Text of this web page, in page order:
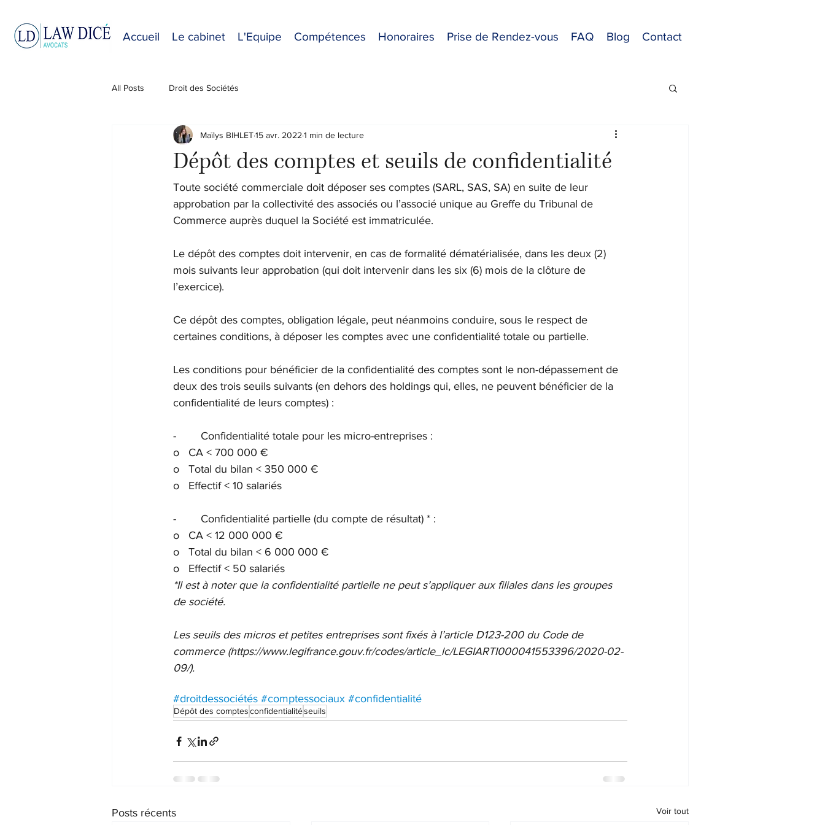
Accueil Le cabinet L'Equipe Compétences Honoraires Prise de Rendez-vous FAQ Blog Contact
All Posts Droit des Sociétés
Dépôt des comptes et seuils de confidentialité
Maïlys BIHLET15 avr. 2022 1 min de lecture
Toute société commerciale doit déposer ses comptes (SARL, SAS, SA) en suite de leur
approbation par la collectivité des associés ou l’associé unique au Greffe du Tribunal de
Commerce auprès duquel la Société est immatriculée.
Le dépôt des comptes doit intervenir, en cas de formalité dématérialisée, dans les deux (2)
mois suivants leur approbation (qui doit intervenir dans les six (6) mois de la clôture de
l’exercice).
Ce dépôt des comptes, obligation légale, peut néanmoins conduire, sous le respect de
certaines conditions, à déposer les comptes avec une confidentialité totale ou partielle.
Les conditions pour bénéficier de la confidentialité des comptes sont le non-dépassement de
deux des trois seuils suivants (en dehors des holdings qui, elles, ne peuvent bénéficier de la
confidentialité de leurs comptes) :
-        Confidentialité totale pour les micro-entreprises :
o   CA < 700 000 €
o   Total du bilan < 350 000 €
o   Effectif < 10 salariés
-        Confidentialité partielle (du compte de résultat) * :
o   CA < 12 000 000 €
o   Total du bilan < 6 000 000 €
o   Effectif < 50 salariés
*Il est à noter que la confidentialité partielle ne peut s’appliquer aux filiales dans les groupes
de société.
Les seuils des micros et petites entreprises sont fixés à l’article D123-200 du Code de
commerce (https://www.legifrance.gouv.fr/codes/article_lc/LEGIARTI000041553396/2020-02-
09/).
#droitdessociétés #comptessociaux #confidentialité
Dépôt des comptesconfidentialitéseuils
Posts récents Voir tout